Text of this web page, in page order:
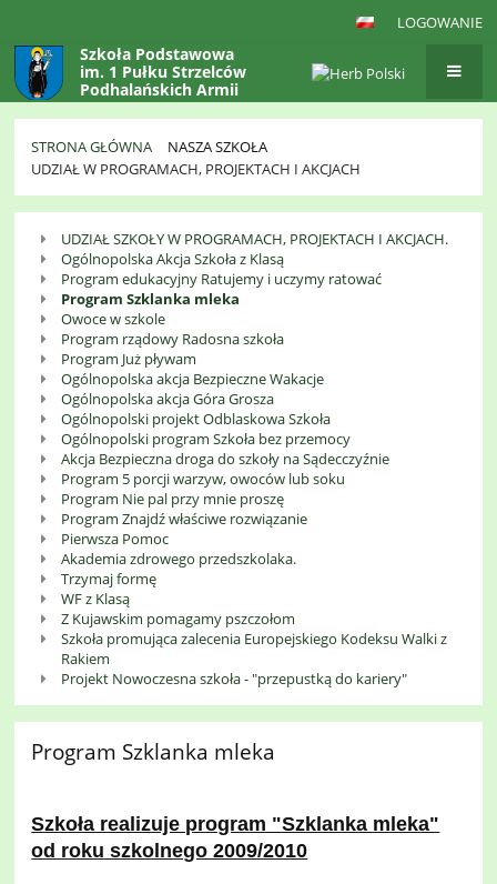
LOGOWANIE
Szkoła Podstawowa
im. 1 Pułku Strzelców
Podhalańskich Armii
Krajowej
w Gaboniu
STRONA GŁÓWNA
NASZA SZKOŁA
UDZIAŁ W PROGRAMACH, PROJEKTACH I AKCJACH
Programach,
Projektach
Akcjach
UDZIAŁ SZKOŁY W PROGRAMACH, PROJEKTACH I AKCJACH.
Ogólnopolska Akcja Szkoła z Klasą
Program edukacyjny Ratujemy i uczymy ratować
Program Szklanka mleka
Owoce w szkole
Program rządowy Radosna szkoła
Program Już pływam
Ogólnopolska akcja Bezpieczne Wakacje
Ogólnopolska akcja Góra Grosza
Ogólnopolski projekt Odblaskowa Szkoła
Ogólnopolski program Szkoła bez przemocy
Akcja Bezpieczna droga do szkoły na Sądecczyźnie
Program 5 porcji warzyw, owoców lub soku
Program Nie pal przy mnie proszę
Program Znajdź właściwe rozwiązanie
Pierwsza Pomoc
Akademia zdrowego przedszkolaka.
Trzymaj formę
WF z Klasą
Z Kujawskim pomagamy pszczołom
Szkoła promująca zalecenia Europejskiego Kodeksu Walki z
Rakiem
Projekt Nowoczesna szkoła - "przepustką do kariery"
Program Szklanka mleka
Szkoła realizuje program "Szklanka mleka"
od roku szkolnego 2009/2010